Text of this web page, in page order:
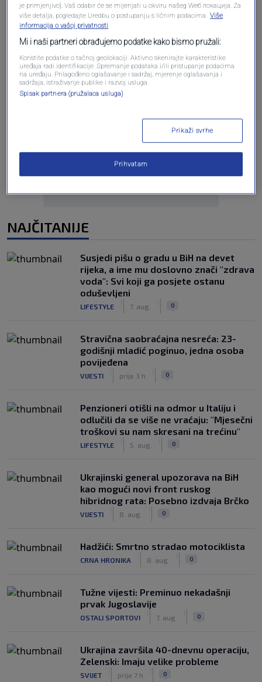
NAJČITANIJE
Susjedi pišu o gradu u BiH na devet
rijeka, a ime mu doslovno znači "zdrava
voda": Svi koji ga posjete ostanu
oduševljeni
LIFESTYLE 7. aug. 0
Stravična saobraćajna nesreća: 23-
godišnji mladić poginuo, jedna osoba
povijeđena
VIJESTI prije 3 h 0
Penzioneri otišli na odmor u Italiju i
odlučili da se više ne vraćaju: "Mjesečni
troškovi su nam skresani na trećinu"
LIFESTYLE 5. aug. 0
Ukrajinski general upozorava na BiH
kao mogući novi front ruskog
hibridnog rata: Posebno izdvaja Brčko
VIJESTI 8. aug. 0
Hadžići: Smrtno stradao motociklista
CRNA HRONIKA 8. aug. 0
Tužne vijesti: Preminuo nekadašnji
prvak Jugoslavije
OSTALI SPORTOVI 7. aug. 0
Ukrajina završila 40-dnevnu operaciju,
Zelenski: Imaju velike probleme
SVIJET prije 7 h 0
je primjenjivo]. Vaš odabir će se mijenjati u okviru našeg Wеб локација. Za
više detalja, pogledajte Uredbu o postupanju s ličnim podacima. Više
informacija o vašoj privatnosti
Mi i naši partneri obrađujemo podatke kako bismo pružali:
Koristite podatke o tačnoj geolokaciji. Aktivno skenirajte karakteristike
uređaja radi identifikacije. Spremanje podataka i/ili pristupanje podacima
na uređaju. Prilagođeno oglašavanje i sadržaj, mjerenje oglašavanja i
sadržaja, istraživanje publike i razvoj usluga.
Spisak partnera (pružalaca usluga)
Prikaži svrhe
Prihvatam